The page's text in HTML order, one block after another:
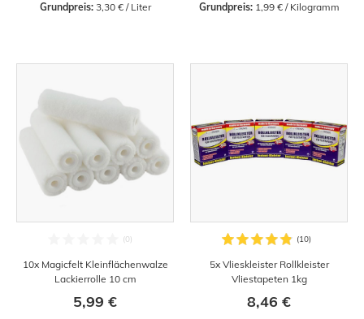
Grundpreis: 3,30 € / Liter Grundpreis: 1,99 € / Kilogramm
10x Magicfelt Kleinflächenwalze
Lackierrolle 10 cm
5,99 €
5x Vlieskleister Rollkleister
Vliestapeten 1kg
8,46 €